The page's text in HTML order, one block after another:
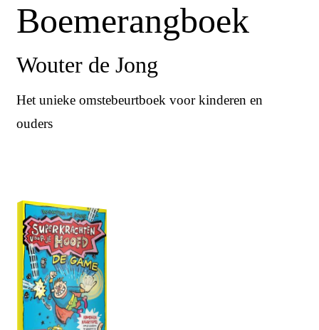
Boemerangboek
Wouter de Jong
Het unieke omstebeurtboek voor kinderen en
ouders